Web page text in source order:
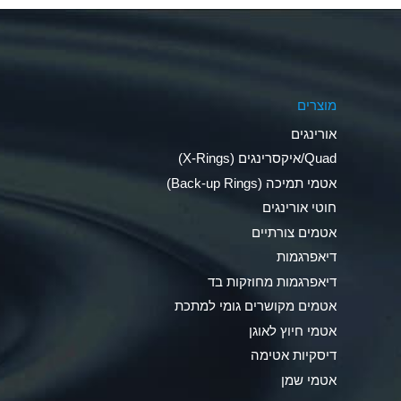
Ammonia Anhydrous
Ammonia Gas (hot)
Ammonium Carbonate (Aqueous)
Ammonium Chloride (Aqueous)
Ammonium Hydroxide (conc.)
Ammonium Nitrate (Aqueous)
Ammonium Nitrite (Aqueous)
מוצרים
אורינגים
Quad/איקסרינגים (X-Rings)
אטמי תמיכה (Back-up Rings)
חוטי אורינגים
אטמים צורתיים
דיאפרגמות
דיאפרגמות מחוזקות בד
אטמים מקושרים גומי למתכת
אטמי חיוץ לאוגן
דיסקיות אטימה
אטמי שמן